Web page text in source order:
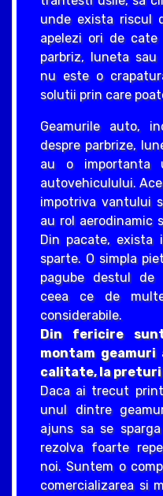
unde exista riscul
apelezi ori de
parbriz, luneta sau
nu este o
solutii prin care
Geamurile auto,
despre parbrize,
au o importanta
autovehiculului.
impotriva vantului
au rol aerodinamic
Din pacate, exista
sparte. O simpla
pagube destul de
ceea ce de
considerabile.
Din fericire
montam
calitate, la
Daca ai trecut
unul dintre
ajuns sa se
rezolva foarte
noi. Suntem o
comercializarea si